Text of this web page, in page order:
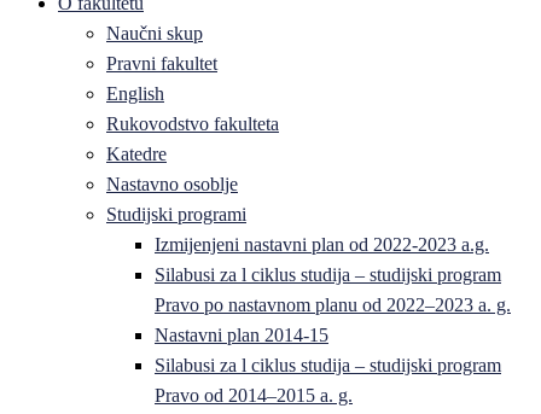
Naučni skup
Pravni fakultet
English
Rukovodstvo fakulteta
Katedre
Nastavno osoblje
Studijski programi
Izmijenjeni nastavni plan od 2022-2023 a.g.
Silabusi za l ciklus studija – studijski program
Pravo po nastavnom planu od 2022–2023 a. g.
Nastavni plan 2014-15
Silabusi za l ciklus studija – studijski program
Pravo od 2014–2015 a. g.